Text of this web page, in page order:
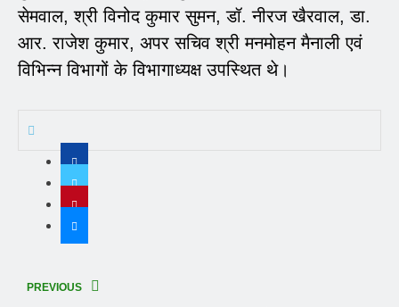
सेमवाल, श्री विनोद कुमार सुमन, डॉ. नीरज खैरवाल, डा.
आर. राजेश कुमार, अपर सचिव श्री मनमोहन मैनाली एवं
विभिन्न विभागों के विभागाध्यक्ष उपस्थित थे।
PREVIOUS